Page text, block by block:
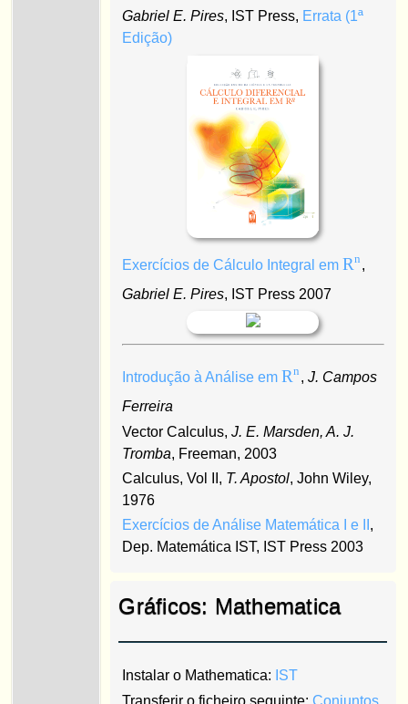
Gabriel E. Pires, IST Press, Errata (1ª
Edição)
Exercícios de Cálculo Integral em Rn ,
Gabriel E. Pires, IST Press 2007
Introdução à Análise em Rn , J. Campos
Ferreira
Vector Calculus, J. E. Marsden, A. J.
Tromba, Freeman, 2003
Calculus, Vol II, T. Apostol, John Wiley,
1976
Exercícios de Análise Matemática I e II ,
Dep. Matemática IST, IST Press 2003
Gráficos: Mathematica
Instalar o Mathematica: IST
Transferir o ficheiro seguinte: Conjuntos,